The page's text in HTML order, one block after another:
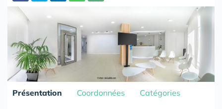
Partager
Présentation Coordonnées Catégories